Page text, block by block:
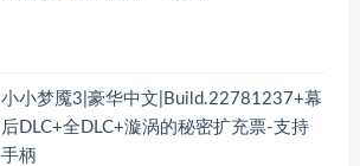
小小梦魇3|豪华中文|Build.22781237+幕
后DLC+全DLC+漩涡的秘密扩充票-支持
手柄